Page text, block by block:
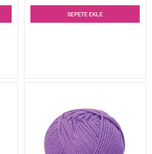
SEPETE EKLE